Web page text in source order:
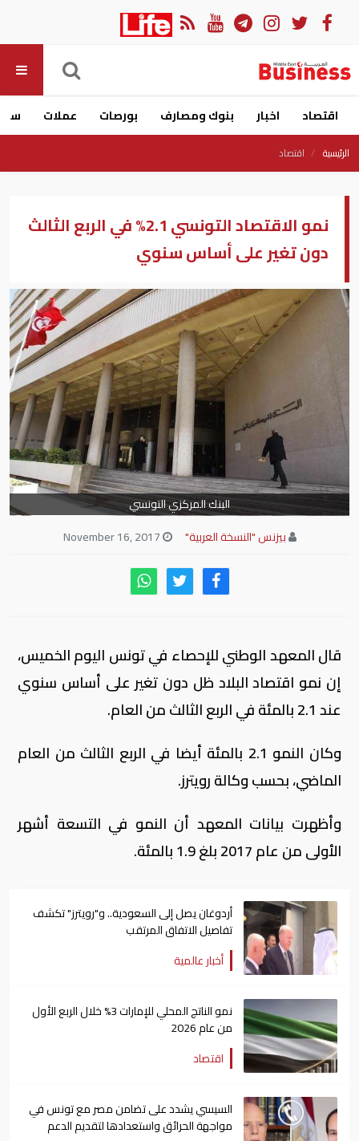
اقتصاد اخبار بنوك ومصارف بورصات عملات
الرئيسية اقتصاد
نمو الاقتصاد التونسي 2.1% في الربع الثالث
دون تغير على أساس سنوي
البنك المركزي التونسي
بيزنس "النسخة العربية"
قال المعهد الوطني للإحصاء في تونس اليوم الخميس،
إن نمو اقتصاد البلاد ظل دون تغير على أساس سنوي
عند 2.1 بالمئة في الربع الثالث من العام.
وكان النمو 2.1 بالمئة أيضا في الربع الثالث من العام
الماضي، بحسب وكالة رويترز.
وأظهرت بيانات المعهد أن النمو في التسعة أشهر
الأولى من عام 2017 بلغ 1.9 بالمئة.
أردوغان يصل إلى السعودية.. و"رويترز" تكشف
تفاصيل الاتفاق المرتقب
أخبار عالمية
نمو الناتج المحلي للإمارات 3% خلال الربع الأول
من عام 2026
اقتصاد
السيسي يشدد على تضامن مصر مع تونس في
مواجهة الحرائق واستعدادها لتقديم الدعم